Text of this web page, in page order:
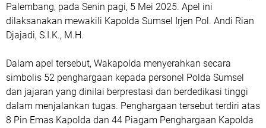
Palembang, pada Senin pagi, 5 Mei 2025. Apel ini
dilaksanakan mewakili Kapolda Sumsel Irjen Pol. Andi Rian
Djajadi, S.I.K., M.H.
Dalam apel tersebut, Wakapolda menyerahkan secara
simbolis 52 penghargaan kepada personel Polda Sumsel
dan jajaran yang dinilai berprestasi dan berdedikasi tinggi
dalam menjalankan tugas. Penghargaan tersebut terdiri atas
8 Pin Emas Kapolda dan 44 Piagam Penghargaan Kapolda